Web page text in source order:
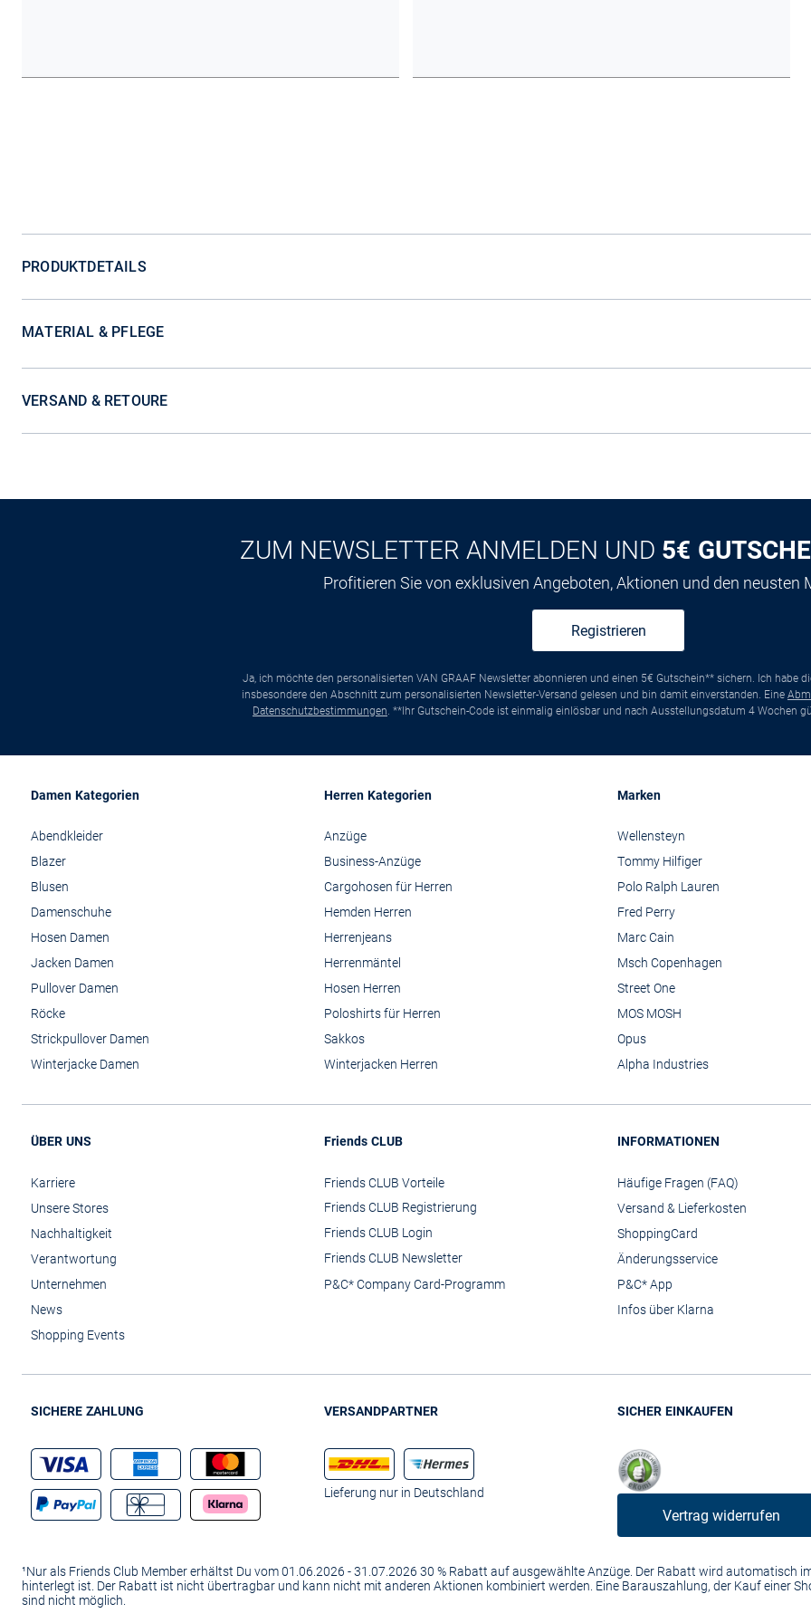
PRODUKTDETAILS
MATERIAL & PFLEGE
VERSAND & RETOURE
ZUM NEWSLETTER ANMELDEN UND 5€
Profitieren Sie von exklusiven Angeboten, Aktionen und den neusten
Registrieren
Ja, ich möchte den personalisierten VAN GRAAF Newsletter abonnieren und einen 5€ Gutschein** sichern. Ich habe
insbesondere den Abschnitt zum personalisierten Newsletter-Versand gelesen und bin damit einverstanden. Eine
Datenschutzbestimmungen. **Ihr Gutschein-Code ist einmalig einlösbar und nach Ausstellungsdatum 4 Wochen
Damen Kategorien
Abendkleider
Blazer
Blusen
Damenschuhe
Hosen Damen
Jacken Damen
Pullover Damen
Röcke
Strickpullover Damen
Winterjacke Damen
Herren Kategorien
Anzüge
Business-Anzüge
Cargohosen für Herren
Hemden Herren
Herrenjeans
Herrenmäntel
Hosen Herren
Poloshirts für Herren
Sakkos
Winterjacken Herren
Marken
Wellensteyn
Tommy Hilfiger
Polo Ralph Lauren
Fred Perry
Marc Cain
Msch Copenhagen
Street One
MOS MOSH
Opus
Alpha Industries
ÜBER UNS
Karriere
Unsere Stores
Nachhaltigkeit
Verantwortung
Unternehmen
News
Shopping Events
Friends CLUB
Friends CLUB Vorteile
Friends CLUB Registrierung
Friends CLUB Login
Friends CLUB Newsletter
P&C* Company Card-Programm
INFORMATIONEN
Häufige Fragen (FAQ)
Versand & Lieferkosten
ShoppingCard
Änderungsservice
P&C* App
Infos über Klarna
SICHERE ZAHLUNG VERSANDPARTNER
Lieferung nur in Deutschland
SICHER EINKAUFEN
Vertrag widerrufen
¹Nur als Friends Club Member erhältst Du vom 01.06.2026 - 31.07.2026 30 % Rabatt auf ausgewählte Anzüge. Der Rabatt wird automatisch
hinterlegt ist. Der Rabatt ist nicht übertragbar und kann nicht mit anderen Aktionen kombiniert werden. Eine Barauszahlung, der Kauf einer
sind nicht möglich.